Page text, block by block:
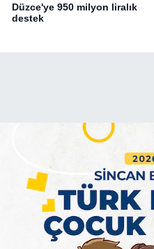
Düzce'ye 950 milyon liralık
destek